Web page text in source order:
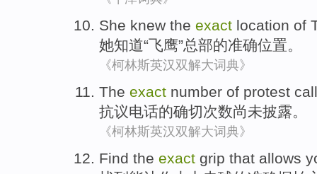
She knew the exact location of
她知道“飞鹰”总部的准确位置。
《柯林斯英汉双解大词典》
The exact number of protest
抗议电话的确切次数尚未披露。
《柯林斯英汉双解大词典》
Find the exact grip that allows